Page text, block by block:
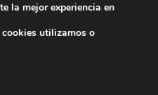
la mejor experiencia en
cookies utilizamos o